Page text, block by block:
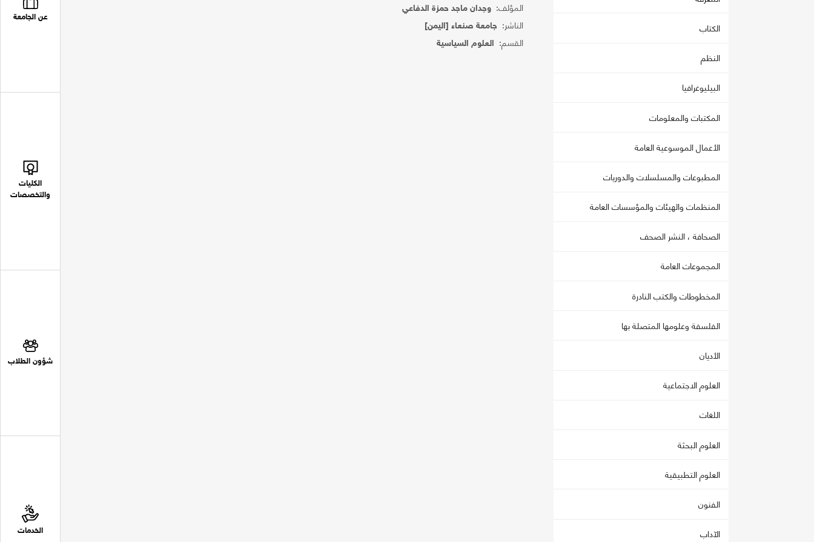
عن الجامعة
الكليات
والتخصصات
شؤون الطلاب
الخدمات
الكتاب
النظم
البيليوغرافيا
المكتبات والمعلومات
الأعمال الموسوعية العامة
المطبوعات والمسلسلات والدوريات
المنظمات والهيئات والمؤسسات العامة
الصحافة ، النشر الصحف
المجموعات العامة
المخطوطات والكتب النادرة
الفلسفة وعلومها المتصلة بها
الأديان
العلوم الاجتماعية
اللغات
العلوم البحثة
العلوم التطبيقية
الفنون
الآداب
المؤلف: وجدان ماجد حمزة الدفاعي
الناشر: جامعة صنعاء [اليمن]
القسم: العلوم السياسية